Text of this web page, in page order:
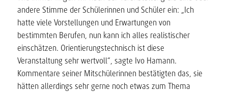
andere Stimme der Schülerinnen und Schüler ein: „Ich
hatte viele Vorstellungen und Erwartungen von
bestimmten Berufen, nun kann ich alles realistischer
einschätzen. Orientierungstechnisch ist diese
Veranstaltung sehr wertvoll“, sagte Ivo Hamann.
Kommentare seiner Mitschülerinnen bestätigten das, sie
hätten allerdings sehr gerne noch etwas zum Thema